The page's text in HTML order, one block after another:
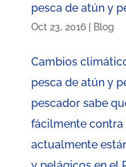
pesca de atún y
Oct 23, 2016| Blog
Cambios
pesca de atún y
pescador sabe
fácilmente
actualmente